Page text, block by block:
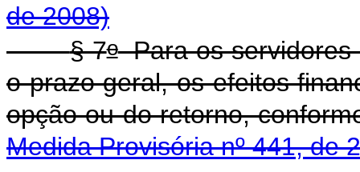
de 2008)
§ 7oPara os servidores
o prazo geral, os efeitos
opção ou do retorno,
Medida Provisória nº 441, de